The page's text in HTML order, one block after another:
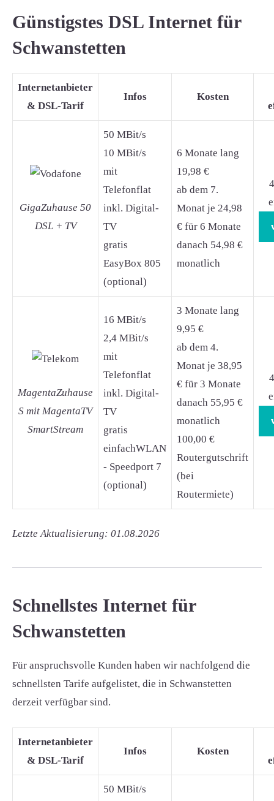
Günstigstes DSL Internet für
Schwanstetten
Internetanbieter
& DSL-Tarif
Infos Kosten
GigaZuhause 50
DSL + TV
50 MBit/s
10 MBit/s
mit
Telefonflat
inkl. Digital-
TV
gratis
EasyBox 805
(optional)
6 Monate lang
19,98 €
ab dem 7.
Monat je 24,98
€ für 6 Monate
danach 54,98 €
monatlich
MagentaZuhause
S mit MagentaTV
SmartStream
16 MBit/s
2,4 MBit/s
mit
Telefonflat
inkl. Digital-
TV
gratis
einfachWLAN
- Speedport 7
(optional)
3 Monate lang
9,95 €
ab dem 4.
Monat je 38,95
€ für 3 Monate
danach 55,95 €
monatlich
100,00 €
Routergutschrift
(bei
Routermiete)
Letzte Aktualisierung: 01.08.2026
Schnellstes Internet für
Schwanstetten
Für anspruchsvolle Kunden haben wir nachfolgend die
schnellsten Tarife aufgelistet, die in Schwanstetten
derzeit verfügbar sind.
Internetanbieter
& DSL-Tarif
Infos Kosten
50 MBit/s